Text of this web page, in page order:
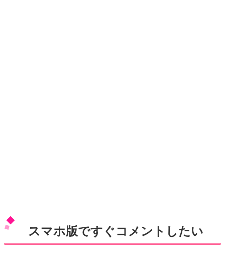
スマホ版ですぐコメントしたい